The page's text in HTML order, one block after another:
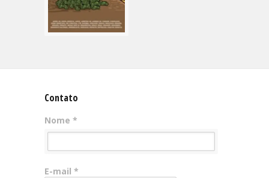
Contato
Nome *
E-mail *